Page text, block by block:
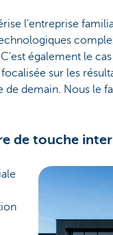
l'entreprise
également le
sur les
demain. Nous le
de touche